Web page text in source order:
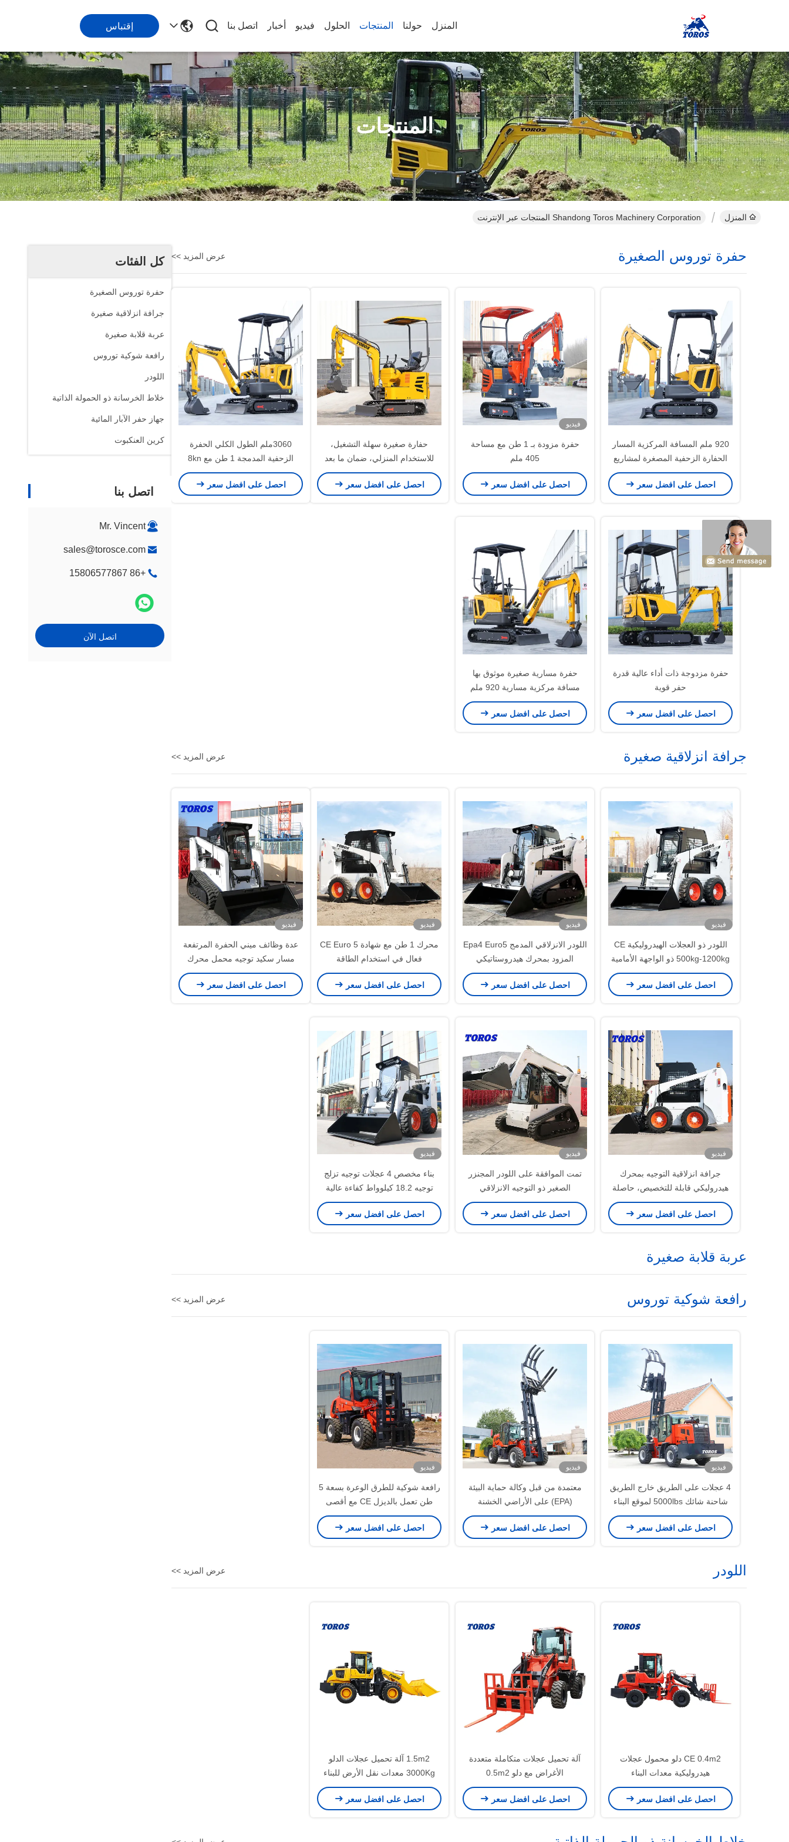
المنزل حولنا المنتجات الحلول فيديو أخبار اتصل بنا إقتباس
المنتجات
المنزل Shandong Toros Machinery Corporation المنتجات عبر الإنترنت
كل الفئات
حفرة توروس الصغيرة
جرافة انزلاقية صغيرة
عربة قلابة صغيرة
رافعة شوكية توروس
اللودر
خلاط الخرسانة ذو الحمولة الذاتية
جهاز حفر الآبار المائية
كرين العنكبوت
اتصل بنا
Mr. Vincent
sales@torosce.com
+86 15806577867
اتصل الآن
حفرة توروس الصغيرة عرض المزيد >>
920 ملم المسافة المركزية المسار
الحفارة الزحفية المصغرة لمشاريع
البناء
احصل على افضل سعر
فيديو
حفرة مزودة بـ 1 طن مع مساحة
405 ملم
احصل على افضل سعر
حفارة صغيرة سهلة التشغيل،
للاستخدام المنزلي، ضمان ما بعد
البيع
احصل على افضل سعر
3060ملم الطول الكلي الحفرة
الزحفية المدمجة 1 طن مع 8kn
القوة الحفرة القصوى
احصل على افضل سعر
حفرة مزدوجة ذات أداء عالية قدرة
حفر قوية
احصل على افضل سعر
حفرة مسارية صغيرة موثوق بها
مسافة مركزية مسارية 920 ملم
سرعة التمرير 10 دورات في الدقيقة
احصل على افضل سعر
جرافة انزلاقية صغيرة عرض المزيد >>
فيديو
اللودر ذو العجلات الهيدروليكية CE
500kg-1200kg ذو الواجهة الأمامية
للودر المفصلي الصغير
احصل على افضل سعر
فيديو
اللودر الانزلاقي المدمج Epa4 Euro5
المزود بمحرك هيدروستاتيكي
للكسارة
احصل على افضل سعر
فيديو
محرك 1 طن مع شهادة CE Euro 5
فعال في استخدام الطاقة
احصل على افضل سعر
فيديو
عدة وظائف ميني الحفرة المرتفعة
مسار سكيد توجيه محمل محرك
الديزل
احصل على افضل سعر
فيديو
جرافة انزلاقية التوجيه بمحرك
هيدروليكي قابلة للتخصيص، حاصلة
على شهادة EURO 5
احصل على افضل سعر
فيديو
تمت الموافقة على اللودر المجنزر
الصغير ذو التوجيه الانزلاقي
المخصص لأعمال الطرق
احصل على افضل سعر
فيديو
بناء مخصص 4 عجلات توجيه تزلج
توجيه 18.2 كيلوواط كفاءة عالية
احصل على افضل سعر
عربة قلابة صغيرة
رافعة شوكية توروس عرض المزيد >>
فيديو
4 عجلات على الطريق خارج الطريق
شاحنة شائك 5000lbs لموقع البناء
احصل على افضل سعر
فيديو
معتمدة من قبل وكالة حماية البيئة
(EPA) على الأراضي الخشنة
احصل على افضل سعر
فيديو
رافعة شوكية للطرق الوعرة بسعة 5
طن تعمل بالديزل CE مع أقصى
وصول للأمام يبلغ 15 قدمًا
احصل على افضل سعر
اللودر عرض المزيد >>
CE 0.4m2 دلو محمول عجلات
هيدروليكية معدات البناء
احصل على افضل سعر
آلة تحميل عجلات متكاملة متعددة
الأغراض مع دلو 0.5m2
احصل على افضل سعر
1.5m2 آلة تحميل عجلات الدلو
3000Kg معدات نقل الأرض للبناء
احصل على افضل سعر